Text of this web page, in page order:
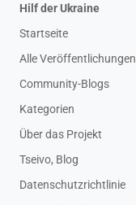
Hilf der Ukraine
Startseite
Alle Veröffentlichungen
Community-Blogs
Kategorien
Über das Projekt
Tseivo, Blog
Datenschutzrichtlinie